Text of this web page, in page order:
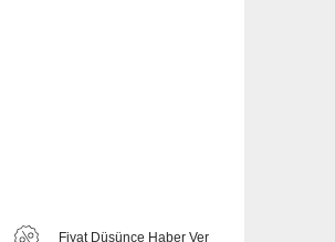
Fiyat Düşünce Haber Ver